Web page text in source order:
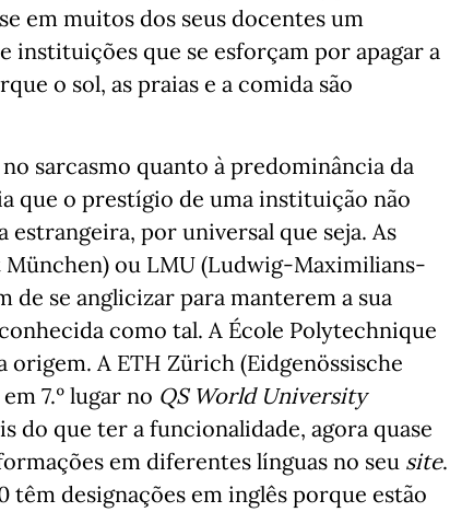
em muitos dos seus docentes um
instituições que se esforçam por apagar a
o sol, as praias e a comida são
sarcasmo quanto à predominância da
que o prestígio de uma instituição não
estrangeira, por universal que seja. As
ou LMU (Ludwig-Maximilians-
se anglicizar para manterem a sua
como tal. A École Polytechnique
origem. A ETH Zürich (Eidgenössische
7.º lugar no QS World University
do que ter a funcionalidade, agora quase
em diferentes línguas no seu site.
têm designações em inglês porque estão